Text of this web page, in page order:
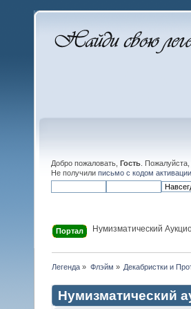
Добро пожаловать, Гость . Пожалуйста,
Не получили письмо с кодом активации
Портал Нумизматический
Легенда » Флэйм » Декабристки и
Нумизматический